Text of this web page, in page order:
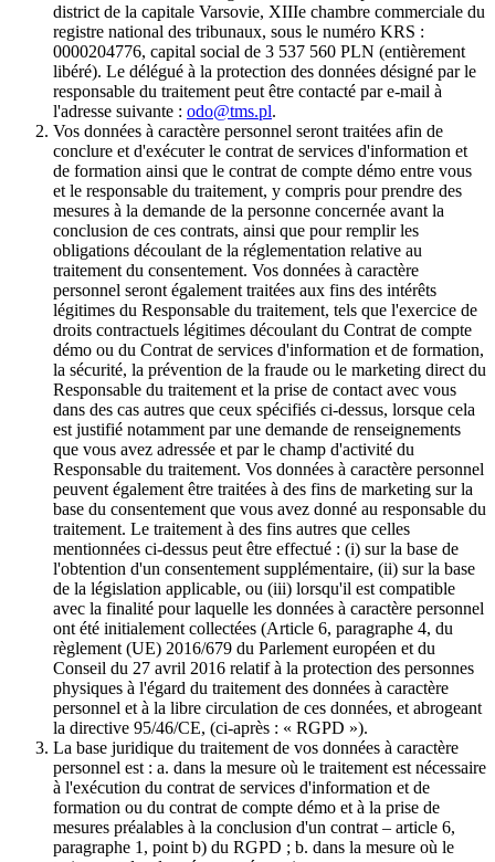
district de la capitale Varsovie, XIIIe chambre commerciale du
registre national des tribunaux, sous le numéro KRS :
0000204776, capital social de 3 537 560 PLN (entièrement
libéré). Le délégué à la protection des données désigné par le
responsable du traitement peut être contacté par e-mail à
l'adresse suivante : odo@tms.pl.
Vos données à caractère personnel seront traitées afin de
conclure et d'exécuter le contrat de services d'information et
de formation ainsi que le contrat de compte démo entre vous
et le responsable du traitement, y compris pour prendre des
mesures à la demande de la personne concernée avant la
conclusion de ces contrats, ainsi que pour remplir les
obligations découlant de la réglementation relative au
traitement du consentement. Vos données à caractère
personnel seront également traitées aux fins des intérêts
légitimes du Responsable du traitement, tels que l'exercice de
droits contractuels légitimes découlant du Contrat de compte
démo ou du Contrat de services d'information et de formation,
la sécurité, la prévention de la fraude ou le marketing direct du
Responsable du traitement et la prise de contact avec vous
dans des cas autres que ceux spécifiés ci-dessus, lorsque cela
est justifié notamment par une demande de renseignements
que vous avez adressée et par le champ d'activité du
Responsable du traitement. Vos données à caractère personnel
peuvent également être traitées à des fins de marketing sur la
base du consentement que vous avez donné au responsable du
traitement. Le traitement à des fins autres que celles
mentionnées ci-dessus peut être effectué : (i) sur la base de
l'obtention d'un consentement supplémentaire, (ii) sur la base
de la législation applicable, ou (iii) lorsqu'il est compatible
avec la finalité pour laquelle les données à caractère personnel
ont été initialement collectées (Article 6, paragraphe 4, du
règlement (UE) 2016/679 du Parlement européen et du
Conseil du 27 avril 2016 relatif à la protection des personnes
physiques à l'égard du traitement des données à caractère
personnel et à la libre circulation de ces données, et abrogeant
la directive 95/46/CE, (ci-après : « RGPD »).
La base juridique du traitement de vos données à caractère
personnel est : a. dans la mesure où le traitement est nécessaire
à l'exécution du contrat de services d'information et de
formation ou du contrat de compte démo et à la prise de
mesures préalables à la conclusion d'un contrat – article 6,
paragraphe 1, point b) du RGPD ; b. dans la mesure où le